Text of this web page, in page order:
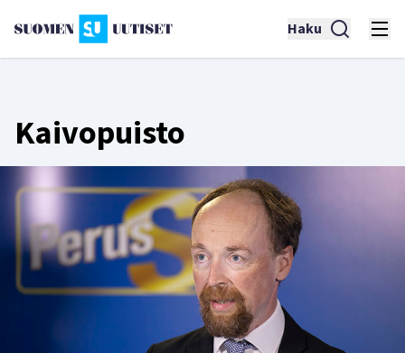
Haku
Kaivopuisto